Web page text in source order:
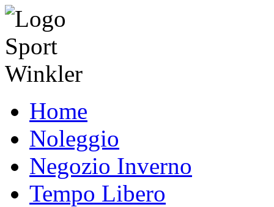
Home
Noleggio
Negozio Inverno
Tempo Libero